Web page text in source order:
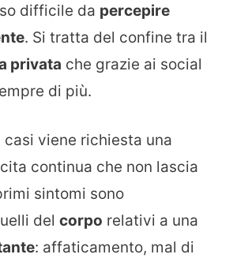
difficile da percepire
. Si tratta del confine tra il
privata che grazie ai social
di più.
viene richiesta una
continua che non lascia
sintomi sono
del corpo relativi a una
: affaticamento, mal di